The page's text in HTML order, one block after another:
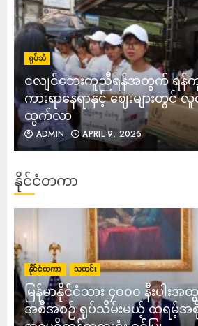
ရုပ်သံ
ငလျင်ဘေးကူညီရန်အတွက် ရန်
ကားရာနေရာနှင့် ဈေးများတွင်
ထွက်လာ
ADMIN APRIL 9, 2025
နိုင်ငံတကာ
နိုင်ငံတကာ သတင်း
မြန်မာနိုင်ငံသား ၄၀၀၀ နီးပါးအ
အစီအစဉ် ရုပ်သိမ်းမယ့် ထရမ့်အစို